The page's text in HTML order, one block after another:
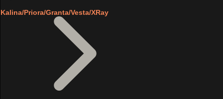
Kalina/Priora/Granta/Vesta/XRay